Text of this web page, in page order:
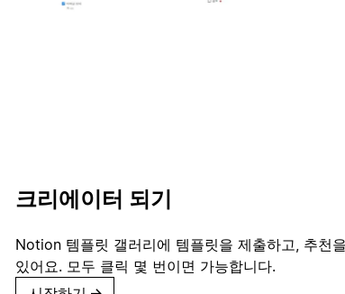
크리에이터 되기
Notion 템플릿 갤러리에 템플릿을 제출하고, 추천
있어요. 모두 클릭 몇 번이면 가능합니다.